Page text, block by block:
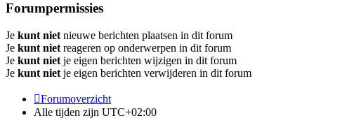
Forumpermissies
Je kunt niet nieuwe berichten plaatsen in dit forum
Je kunt niet reageren op onderwerpen in dit forum
Je kunt niet je eigen berichten wijzigen in dit forum
Je kunt niet je eigen berichten verwijderen in dit forum
Forumoverzicht
Alle tijden zijn UTC+02:00